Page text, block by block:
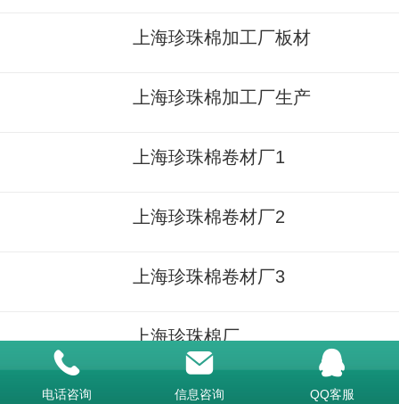
上海珍珠棉加工厂板材
上海珍珠棉加工厂生产
上海珍珠棉卷材厂1
上海珍珠棉卷材厂2
上海珍珠棉卷材厂3
上海珍珠棉厂
上海珍珠棉厂2
电话咨询 信息咨询 QQ客服